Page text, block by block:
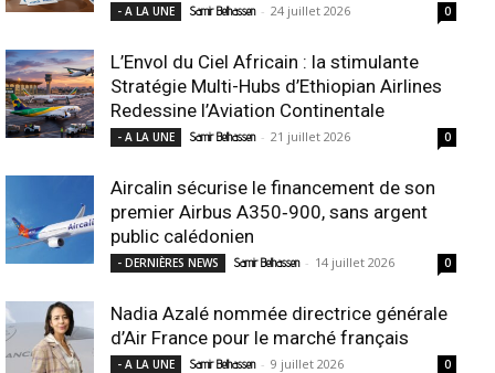
- A LA UNE Samir Belhassen - 24 juillet 2026 0
L’Envol du Ciel Africain : la stimulante
Stratégie Multi-Hubs d’Ethiopian Airlines
Redessine l’Aviation Continentale
- A LA UNE Samir Belhassen - 21 juillet 2026 0
Aircalin sécurise le financement de son
premier Airbus A350‑900, sans argent
public calédonien
- DERNIÈRES NEWS Samir Belhassen - 14 juillet 2026 0
Nadia Azalé nommée directrice générale
d’Air France pour le marché français
- A LA UNE Samir Belhassen - 9 juillet 2026 0